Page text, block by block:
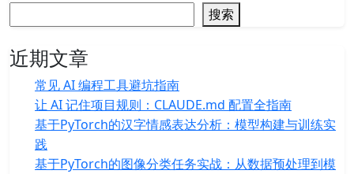
搜索
近期文章
常见 AI 编程工具避坑指南
让 AI 记住项目规则：CLAUDE.md 配置全指南
基于PyTorch的汉字情感表达分析：模型构建与训练实
践
基于PyTorch的图像分类任务实战：从数据预处理到模